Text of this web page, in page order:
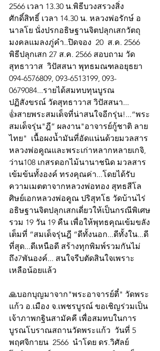
2566 เวลา 13.30 น.พิธีบวงสรวงสิ่ง
ศักดิ์สิทธิ์ เวลา 14.30 น. หลวงพ่อรักษ์ อ
นาลโย นั่งปรกอธิษฐานจิตปลุกเสกวัตถุ
มงคลแมลงภู่คำ..ปิดจอง  20  ส.ค. 2566
พิธีปลุกเสก 27 ส.ค. 2566 สอบถาม วัด
สุทธาวาส  วิปัสสนา พุทธมณฑลอยุธยา
094-6576809, 093-6513199, 093-
0679084...รายได้สมทบทุนบูรณ
ปฏิสังขรณ์ วัดสุทธาวาส วิปัสสนา...
👍สายพระสมเด็จที่น่าสนใจอีกรุ่น!...“พระ
สมเด็จรุ่น"ฎี” ผลงาน"อาจารย์กู้ชาติ ลาย
ไทย"  เนื้อผงน้ำมันที่อัดแน่นด้วยมวลสาร
หลวงพ่อคูณและพระเก่าหลากหลายเกจิ,
ว่าน108 เกสรดอกไม้นานาชนิด มวลสาร
เข้มข้นทั้งองค์ ทรงคุณค่า...โดยได้รับ
ความเมตตาจากหลวงพ่อทอง สุทธสีโล
ศิษย์เอกหลวงพ่อคูณ ปริสุทโธ วัดบ้านไร่
อธิษฐานจิตปลุกเสกเดี่ยวให้เป็นกรณีพิเศษ
รวม 19 วัน 19 คืน เพื่อให้พุทธคุณเข้มขลัง
เต็มที่ “สมเด็จรุ่นฎี “ดีทั้งนอก...ดีทั้งใน...ดี
ที่สุด...ดีเหนือดี สร้างทุกพิมพ์รวมกันไม่
ถึง7พันองค์... สนใจรีบตัดสินใจเพราะ
เหลือน้อยแล้ว
🙏บอกบุญมาจาก"พระอาจารย์ตี๋" วัดพระ
แก้ว อ.เมือง จ.เพชรบูรณ์ ขอเชิญร่วมเป็น
เจ้าภาพกฐินสามัคคี เพื่อสมทบในการ
บูรณโบราณสถานวัดพระแก้ว  วันที่ 5
พฤศจิกายน  2566  นำโดย ดร.วิศัลย์